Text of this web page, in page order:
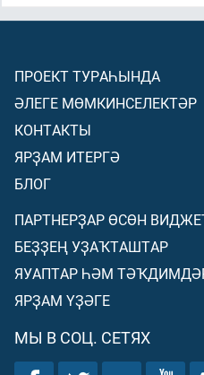
ПРОЕКТ ТУРАҺЫНДА
ӘЛЕГЕ МӨМКИНСЕЛЕКТӘР
КОНТАКТЫ
ЯРҘАМ ИТЕРГӘ
БЛОГ
ПАРТНЕРҘАР ӨСӨН
БЕҘҘЕҢ УҘАҠТАШТАР
ЯУАПТАР ҺӘМ
ЯРҘАМ ҮҘӘГЕ
МЫ В СОЦ. СЕТЯХ